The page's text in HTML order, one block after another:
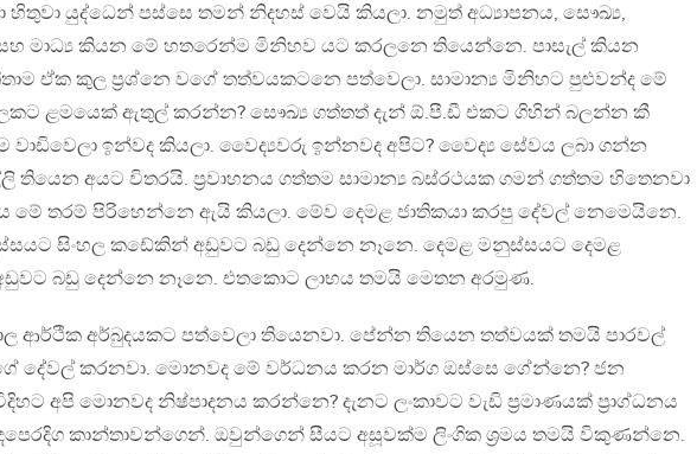
හිතුවා යුද්ධෙන් පස්සෙ තමන් නිදහස් වෙයි කියලා. නමුත් අධ්‍යාපනය, සෞඛ්‍ය,
සහ මාධ්‍ය කියන මේ හතරෙන්ම මිනිහව යට කරලනෙ තියෙන්නෙ. පාසැල් කියන
ඒක කුල ප්‍රශ්නෙ වගේ තත්වයකටනෙ පත්වෙලා. සාමාන්‍ය මිනිහට පුළුවන්ද මේ
ළමයෙක් ඇතුල් කරන්න? සෞඛ්‍ය ගත්තත් දැන් ඕ.පී.ඩී එකට ගිහින් බලන්න කී
වාඩිවෙලා ඉන්වද කියලා. වෛද්‍යවරු ඉන්නවද අපිට? වෛද්‍ය සේවය ලබා ගන්න
තියෙන අයට විතරයි. ප්‍රවාහනය ගත්තම සාමාන්‍ය බස්රථයක ගමන් ගත්තම හිතෙනවා
මේ තරම් පිරිහෙන්නෙ ඇයි කියලා. මේව දෙමළ ජාතිකයා කරපු දේවල් නෙමෙයිනෙ.
සිංහල කඩේකින් අඩුවට බඩු දෙන්නෙ නෑනෙ. දෙමළ මනුස්සයට දෙමළ
බඩු දෙන්නෙ නෑනෙ. එතකොට ලාභය තමයි මෙතන අරමුණ.
ආර්ථික අර්බුදයකට පත්වෙලා තියෙනවා. පේන්න තියෙන තත්වයක් තමයි පාරවල්
දේවල් කරනවා. මොනවද මේ වර්ධනය කරන මාර්ග ඔස්සෙ ගේන්නෙ? ජන
අපි මොනවද නිෂ්පාදනය කරන්නෙ? දැනට ලංකාවට වැඩි ප්‍රමාණයක් ප්‍රාග්ධනය
කාන්තාවන්ගෙන්. ඔවුන්ගෙන් සීයට අසූවක්ම ලිංගික ශ්‍රමය තමයි විකුණන්නෙ.